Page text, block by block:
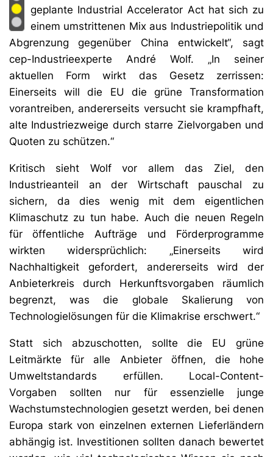
geplante Industrial Accelerator Act hat sich zu
einem umstrittenen Mix aus Industriepolitik und
Abgrenzung gegenüber China entwickelt“, sagt
cep-Industrieexperte André Wolf. „In seiner
aktuellen Form wirkt das Gesetz zerrissen:
Einerseits will die EU die grüne Transformation
vorantreiben, andererseits versucht sie krampfhaft,
alte Industriezweige durch starre Zielvorgaben und
Quoten zu schützen.“
Kritisch sieht Wolf vor allem das Ziel, den
Industrieanteil an der Wirtschaft pauschal zu
sichern, da dies wenig mit dem eigentlichen
Klimaschutz zu tun habe. Auch die neuen Regeln
für öffentliche Aufträge und Förderprogramme
wirkten widersprüchlich: „Einerseits wird
Nachhaltigkeit gefordert, andererseits wird der
Anbieterkreis durch Herkunftsvorgaben räumlich
begrenzt, was die globale Skalierung von
Technologielösungen für die Klimakrise erschwert.“
Statt sich abzuschotten, sollte die EU grüne
Leitmärkte für alle Anbieter öffnen, die hohe
Umweltstandards erfüllen. Local-Content-
Vorgaben sollten nur für essenzielle junge
Wachstumstechnologien gesetzt werden, bei denen
Europa stark von einzelnen externen Lieferländern
abhängig ist. Investitionen sollten danach bewertet